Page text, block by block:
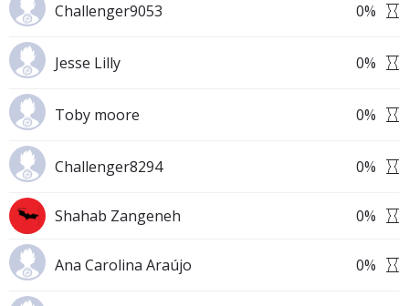
Challenger9053 0%
Jesse Lilly 0%
Toby moore 0%
Challenger8294 0%
Shahab Zangeneh 0%
Ana Carolina Araújo 0%